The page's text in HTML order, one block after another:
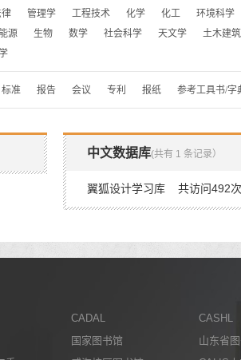
律 管理学 工程技术 化学 化工 环境科学
能源 生物 数学 社会科学 天文学 土木建筑
标准 报告 会议 专利 报纸 参考工具书/字
中文数据库(共有 1 条记录）
翼狐设计学习库 共访问492次
CADAL
CASHL
国家图书馆
山东省